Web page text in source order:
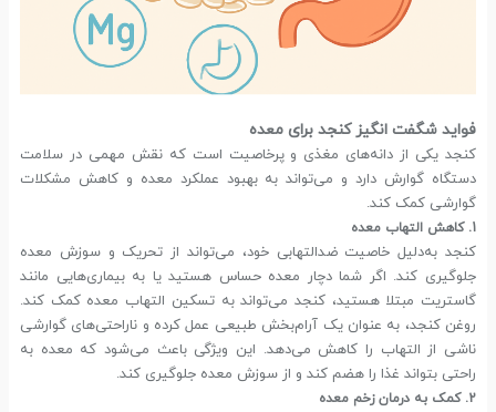
فواید شگفت انگیز کنجد برای معده
کنجد یکی از دانه‌های مغذی و پرخاصیت است که نقش مهمی در سلامت
دستگاه گوارش دارد و می‌تواند به بهبود عملکرد معده و کاهش مشکلات
گوارشی کمک کند.
1. کاهش التهاب معده
کنجد به‌دلیل خاصیت ضدالتهابی خود، می‌تواند از تحریک و سوزش معده
جلوگیری کند. اگر شما دچار معده حساس هستید یا به بیماری‌هایی مانند
گاستریت مبتلا هستید، کنجد می‌تواند به تسکین التهاب معده کمک کند.
روغن کنجد، به عنوان یک آرام‌بخش طبیعی عمل کرده و ناراحتی‌های گوارشی
ناشی از التهاب را کاهش می‌دهد. این ویژگی باعث می‌شود که معده به
راحتی بتواند غذا را هضم کند و از سوزش معده جلوگیری کند.
2. کمک به درمان زخم معده